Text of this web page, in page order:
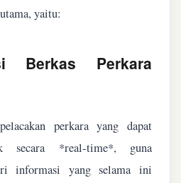
yaitu:
Berkas Perkara
perkara yang dapat
secara *real-time*, guna
informasi yang selama ini